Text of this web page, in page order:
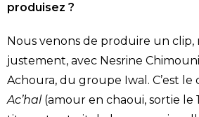
produisez ?
Nous venons de produire un clip,
justement, avec Nesrine Chimouni
Achoura, du groupe Iwal. C’est le
Ac’hal (amour en chaoui, sortie le